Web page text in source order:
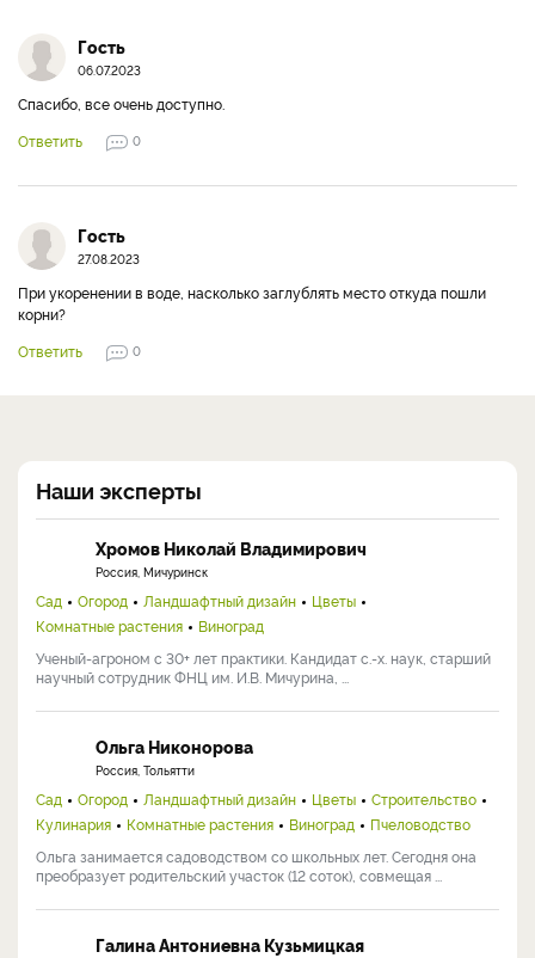
Гость
06.07.2023
Спасибо, все очень доступно.
Ответить
0
Гость
27.08.2023
При укоренении в воде, насколько заглублять место откуда пошли
корни?
Ответить
0
Наши эксперты
Хромов Николай Владимирович
Россия, Мичуринск
Сад Огород Ландшафтный дизайн
Цветы
Комнатные растения
Виноград
Ученый-агроном с 30+ лет практики. Кандидат с.-х. наук, старший
научный сотрудник ФНЦ им. И.В. Мичурина, ...
Ольга Никонорова
Россия, Тольятти
Сад Огород Ландшафтный дизайн Цветы
Строительство
Кулинария
Комнатные растения Виноград
Пчеловодство
Ольга занимается садоводством со школьных лет. Сегодня она
преобразует родительский участок (12 соток), совмещая ...
Галина Антониевна Кузьмицкая